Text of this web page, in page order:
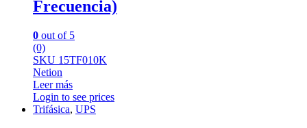
Frecuencia)
0 out of 5
(0)
SKU 15TF010K
Netion
Leer más
Login to see prices
Trifásica, UPS